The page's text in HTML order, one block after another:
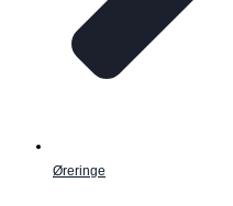
Øreringe